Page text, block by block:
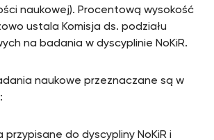
naukowej). Procentową wysokość
ustala Komisja ds. podziału
na badania w dyscyplinie NoKiR.
naukowe przeznaczane są w
do dyscypliny NoKiR i